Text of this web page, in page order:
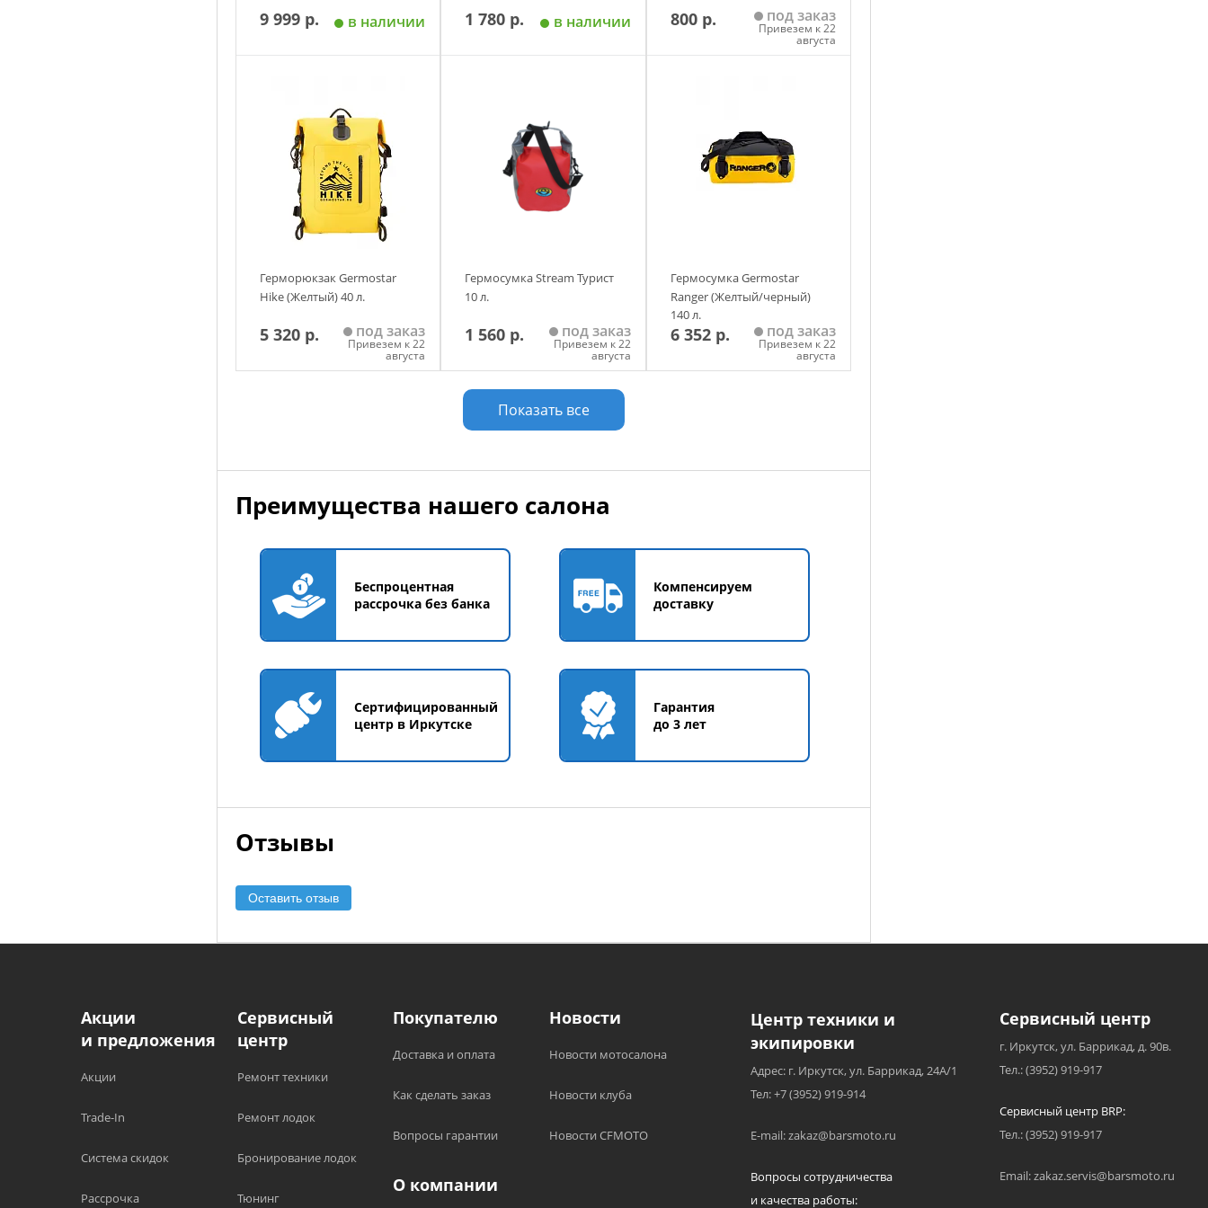
9 999 р. в наличии 1 780 р. в наличии
Размер
Жёлтый Зеленый
800 р. под заказ
Привезем к 22
августа
Герморюкзак Germostar
Hike (Желтый) 40 л.
5 320 р. под заказ
Привезем к 22
августа
Гермосумка Stream Турист
10 л.
1 560 р. под заказ
Привезем к 22
августа
Добавить в корзину
Гермосумка Germostar
Ranger (Желтый/черный)
140 л.
6 352 р. под заказ
Привезем к 22
августа
Показать все
Преимущества нашего салона
Беспроцентная
рассрочка без банка
Компенсируем
доставку
Сертифицированный
центр в Иркутске
Гарантия
до 3 лет
Отзывы
Оставить отзыв
Акции
и предложения
Акции
Trade-In
Система скидок
Рассрочка
Сервисный
центр
Ремонт техники
Ремонт лодок
Бронирование лодок
Тюнинг
Покупателю
Доставка и оплата
Как сделать заказ
Вопросы гарантии
Новости
Новости мотосалона
Новости клуба
Новости CFMOTO
О компании
Центр техники и
экипировки
Адрес: г. Иркутск, ул. Баррикад, 24А/1
Тел: +7 (3952) 919-914
E-mail: zakaz@barsmoto.ru
Вопросы сотрудничества
и качества работы:
Сервисный центр
г. Иркутск, ул. Баррикад, д. 90в.
Тел.: (3952) 919-917
Сервисный центр BRP:
Тел.: (3952) 919-917
Email: zakaz.servis@barsmoto.ru